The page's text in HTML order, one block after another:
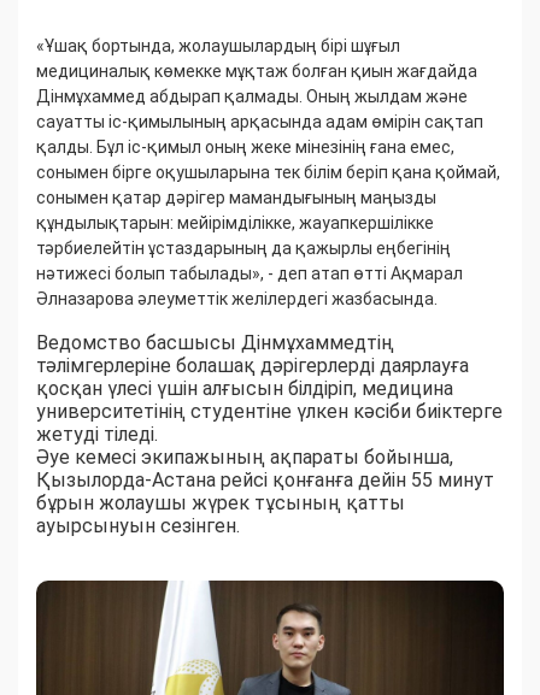
«Ұшақ бортында, жолаушылардың бірі шұғыл
медициналық көмекке мұқтаж болған қиын жағдайда
Дінмұхаммед абдырап қалмады. Оның жылдам және
сауатты іс-қимылының арқасында адам өмірін сақтап
қалды. Бұл іс-қимыл оның жеке мінезінің ғана емес,
сонымен бірге оқушыларына тек білім беріп қана қоймай,
сонымен қатар дәрігер мамандығының маңызды
құндылықтарын: мейірімділікке, жауапкершілікке
тәрбиелейтін ұстаздарының да қажырлы еңбегінің
нәтижесі болып табылады», - деп атап өтті Ақмарал
Әлназарова әлеуметтік желілердегі жазбасында.
Ведомство басшысы Дінмұхаммедтің
тәлімгерлеріне болашақ дәрігерлерді даярлауға
қосқан үлесі үшін алғысын білдіріп, медицина
университетінің студентіне үлкен кәсіби биіктерге
жетуді тіледі.
Әуе кемесі экипажының ақпараты бойынша,
Қызылорда-Астана рейсі қонғанға дейін 55 минут
бұрын жолаушы жүрек тұсының қатты
ауырсынуын сезінген.